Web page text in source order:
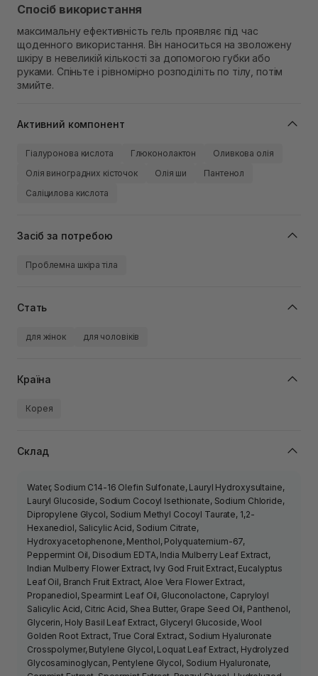
Спосіб використання
максимальну ефективність гель проявляє під час
щоденного використання. Він наноситься на зволожену
шкіру в невеликій кількості за допомогою губки або
руками. Спіньте і рівномірно розподіліть по тілу, потім
змийте.
Активний компонент
Гіалуронова кислота Глюконолактон
Оливкова олія
Олія виноградних кісточок
Олія ши
Пантенол
Саліцилова кислота
Засіб за потребою
Проблемна шкіра тіла
Стать
для жінок для чоловіків
Країна
Корея
Склад
Water, Sodium C14-16 Olefin Sulfonate, Lauryl Hydroxysultaine,
Lauryl Glucoside, Sodium Cocoyl Isethionate, Sodium Chloride,
Dipropylene Glycol, Sodium Methyl Cocoyl Taurate, 1,2-
Hexanediol, Salicylic Acid, Sodium Citrate,
Hydroxyacetophenone, Menthol, Polyquaternium-67,
Peppermint Oil, Disodium EDTA, India Mulberry Leaf Extract,
Indian Mulberry Flower Extract, Ivy God Fruit Extract, Eucalyptus
Leaf Oil, Branch Fruit Extract, Aloe Vera Flower Extract,
Propanediol, Spearmint Leaf Oil, Gluconolactone, Capryloyl
Salicylic Acid, Citric Acid, Shea Butter, Grape Seed Oil, Panthenol,
Glycerin, Holy Basil Leaf Extract, Glyceryl Glucoside, Wool
Golden Root Extract, True Coral Extract, Sodium Hyaluronate
Crosspolymer, Butylene Glycol, Loquat Leaf Extract, Hydrolyzed
Glycosaminoglycan, Pentylene Glycol, Sodium Hyaluronate,